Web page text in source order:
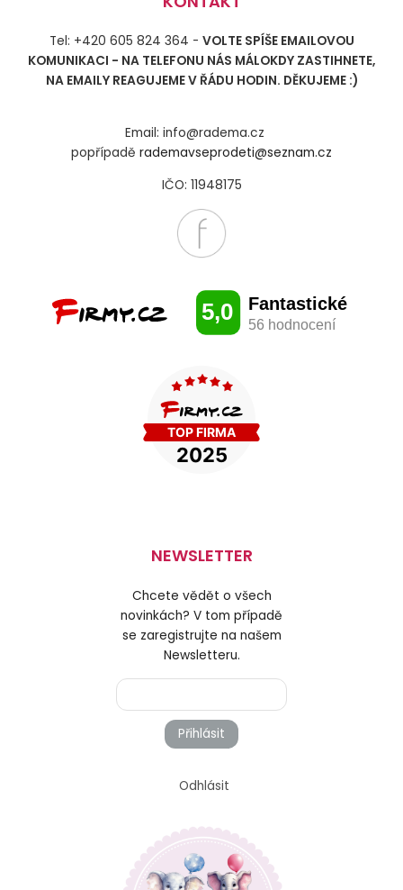
Tel: +420 605 824 364 - VOLTE SPÍŠE EMAILOVOU
KOMUNIKACI - NA TELEFONU NÁS MÁLOKDY ZASTIHNETE,
NA EMAILY REAGUJEME V ŘÁDU HODIN. DĚKUJEME :)
Email: info@radema.cz
popřípadě rademavseprodeti@seznam.cz
IČO: 11948175
NEWSLETTER
Chcete vědět o všech
novinkách? V tom případě
se zaregistrujte na našem
Newsletteru.
Přihlásit
Odhlásit